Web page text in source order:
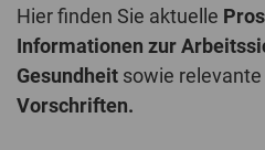
Hier finden Sie aktuelle
Informationen zur
Gesundheit sowie relevante
Vorschriften.